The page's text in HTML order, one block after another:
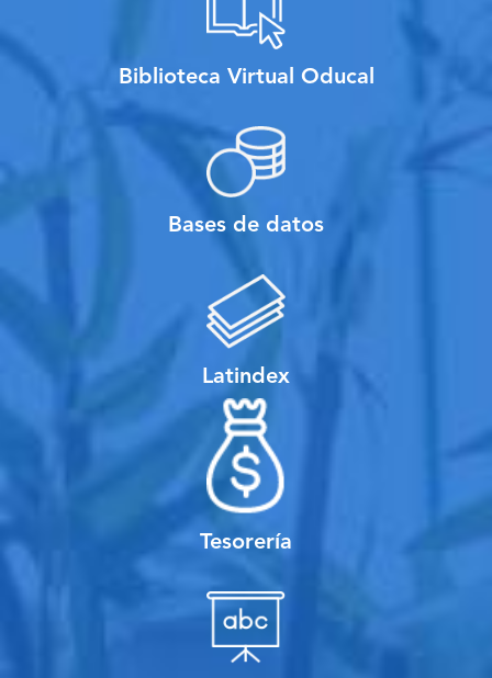
Biblioteca Virtual Oducal
Bases de datos
Latindex
Tesorería